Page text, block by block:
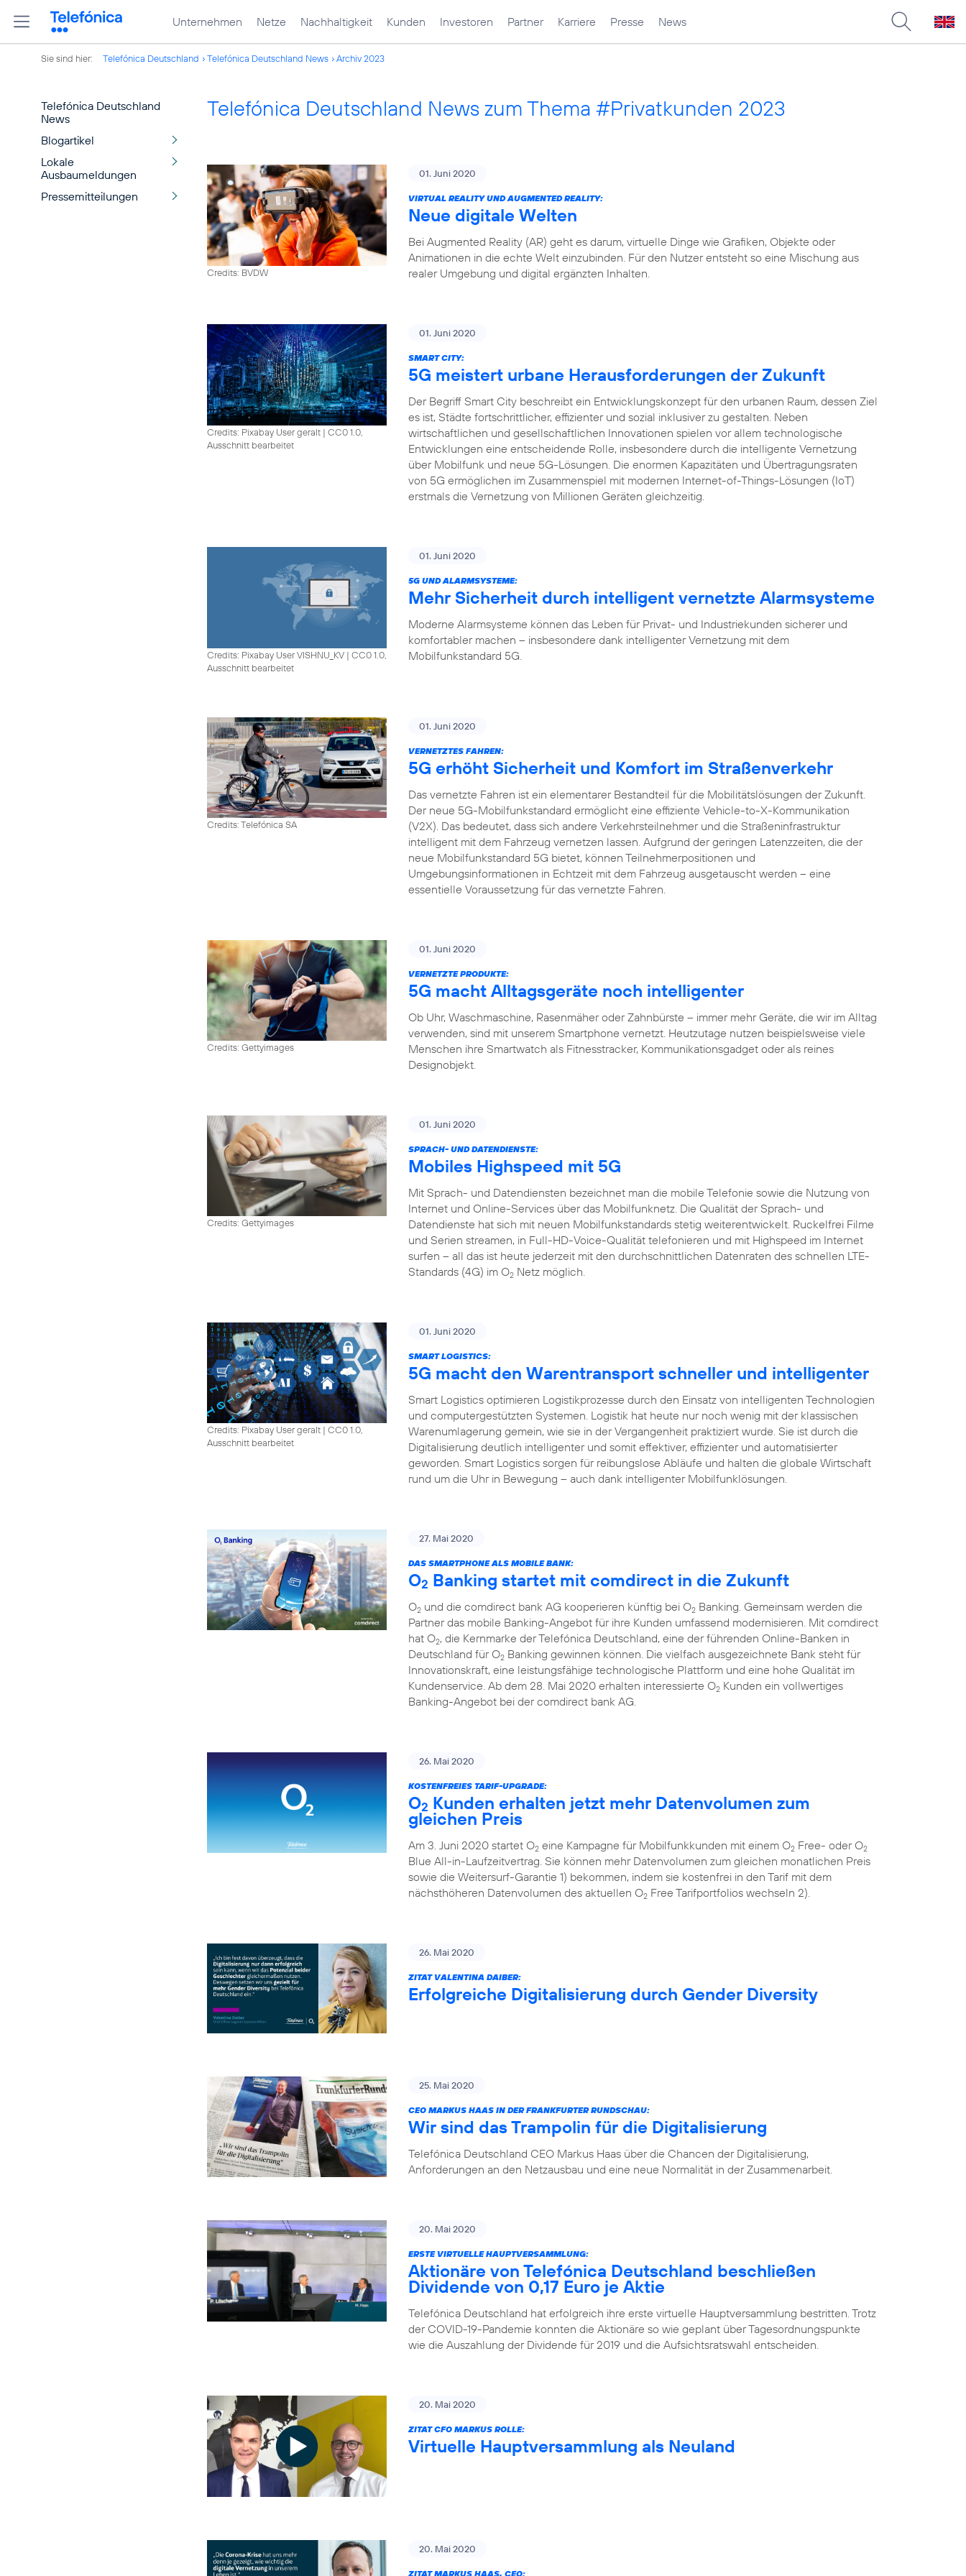
Unternehmen Netze Nachhaltigkeit Kunden Investoren Partner Karriere Presse News
Sie sind hier: Telefónica Deutschland Telefónica Deutschland News Archiv 2023
Telefónica Deutschland
News
Blogartikel
Lokale
Ausbaumeldungen
Pressemitteilungen
Telefónica Deutschland News zum Thema #Privatkunden 2023
Credits: BVDW
01. Juni 2020
VIRTUAL REALITY UND AUGMENTED REALITY:
Neue digitale Welten
Bei Augmented Reality (AR) geht es darum, virtuelle Dinge wie Grafiken, Objekte oder
Animationen in die echte Welt einzubinden. Für den Nutzer entsteht so eine Mischung aus
realer Umgebung und digital ergänzten Inhalten.
Credits: Pixabay User geralt | CC0 1.0,
Ausschnitt bearbeitet
01. Juni 2020
SMART CITY:
5G meistert urbane Herausforderungen der Zukunft
Der Begriff Smart City beschreibt ein Entwicklungskonzept für den urbanen Raum, dessen Ziel
es ist, Städte fortschrittlicher, effizienter und sozial inklusiver zu gestalten. Neben
wirtschaftlichen und gesellschaftlichen Innovationen spielen vor allem technologische
Entwicklungen eine entscheidende Rolle, insbesondere durch die intelligente Vernetzung
über Mobilfunk und neue 5G-Lösungen. Die enormen Kapazitäten und Übertragungsraten
von 5G ermöglichen im Zusammenspiel mit modernen Internet-of-Things-Lösungen (IoT)
erstmals die Vernetzung von Millionen Geräten gleichzeitig.
Credits: Pixabay User VISHNU_KV | CC0 1.0,
Ausschnitt bearbeitet
01. Juni 2020
5G UND ALARMSYSTEME:
Mehr Sicherheit durch intelligent vernetzte Alarmsysteme
Moderne Alarmsysteme können das Leben für Privat- und Industriekunden sicherer und
komfortabler machen – insbesondere dank intelligenter Vernetzung mit dem
Mobilfunkstandard 5G.
Credits: Telefónica SA
01. Juni 2020
VERNETZTES FAHREN:
5G erhöht Sicherheit und Komfort im Straßenverkehr
Das vernetzte Fahren ist ein elementarer Bestandteil für die Mobilitätslösungen der Zukunft.
Der neue 5G-Mobilfunkstandard ermöglicht eine effiziente Vehicle-to-X-Kommunikation
(V2X). Das bedeutet, dass sich andere Verkehrsteilnehmer und die Straßeninfrastruktur
intelligent mit dem Fahrzeug vernetzen lassen. Aufgrund der geringen Latenzzeiten, die der
neue Mobilfunkstandard 5G bietet, können Teilnehmerpositionen und
Umgebungsinformationen in Echtzeit mit dem Fahrzeug ausgetauscht werden – eine
essentielle Voraussetzung für das vernetzte Fahren.
Credits: Gettyimages
01. Juni 2020
VERNETZTE PRODUKTE:
5G macht Alltagsgeräte noch intelligenter
Ob Uhr, Waschmaschine, Rasenmäher oder Zahnbürste – immer mehr Geräte, die wir im Alltag
verwenden, sind mit unserem Smartphone vernetzt. Heutzutage nutzen beispielsweise viele
Menschen ihre Smartwatch als Fitnesstracker, Kommunikationsgadget oder als reines
Designobjekt.
Credits: Gettyimages
01. Juni 2020
SPRACH- UND DATENDIENSTE:
Mobiles Highspeed mit 5G
Mit Sprach- und Datendiensten bezeichnet man die mobile Telefonie sowie die Nutzung von
Internet und Online-Services über das Mobilfunknetz. Die Qualität der Sprach- und
Datendienste hat sich mit neuen Mobilfunkstandards stetig weiterentwickelt. Ruckelfrei Filme
und Serien streamen, in Full-HD-Voice-Qualität telefonieren und mit Highspeed im Internet
surfen – all das ist heute jederzeit mit den durchschnittlichen Datenraten des schnellen LTE-
Standards (4G) im O2 Netz möglich.
Credits: Pixabay User geralt | CC0 1.0,
Ausschnitt bearbeitet
01. Juni 2020
SMART LOGISTICS:
5G macht den Warentransport schneller und intelligenter
Smart Logistics optimieren Logistikprozesse durch den Einsatz von intelligenten Technologien
und computergestützten Systemen. Logistik hat heute nur noch wenig mit der klassischen
Warenumlagerung gemein, wie sie in der Vergangenheit praktiziert wurde. Sie ist durch die
Digitalisierung deutlich intelligenter und somit effektiver, effizienter und automatisierter
geworden. Smart Logistics sorgen für reibungslose Abläufe und halten die globale Wirtschaft
rund um die Uhr in Bewegung – auch dank intelligenter Mobilfunklösungen.
27. Mai 2020
DAS SMARTPHONE ALS MOBILE BANK:
O2 Banking startet mit comdirect in die Zukunft
O2 und die comdirect bank AG kooperieren künftig bei O2 Banking. Gemeinsam werden die
Partner das mobile Banking-Angebot für ihre Kunden umfassend modernisieren. Mit comdirect
hat O2, die Kernmarke der Telefónica Deutschland, eine der führenden Online-Banken in
Deutschland für O2 Banking gewinnen können. Die vielfach ausgezeichnete Bank steht für
Innovationskraft, eine leistungsfähige technologische Plattform und eine hohe Qualität im
Kundenservice. Ab dem 28. Mai 2020 erhalten interessierte O2 Kunden ein vollwertiges
Banking-Angebot bei der comdirect bank AG.
26. Mai 2020
KOSTENFREIES TARIF-UPGRADE:
O2 Kunden erhalten jetzt mehr Datenvolumen zum
gleichen Preis
Am 3. Juni 2020 startet O2 eine Kampagne für Mobilfunkkunden mit einem O2 Free- oder O2
Blue All-in-Laufzeitvertrag. Sie können mehr Datenvolumen zum gleichen monatlichen Preis
sowie die Weitersurf-Garantie 1) bekommen, indem sie kostenfrei in den Tarif mit dem
nächsthöheren Datenvolumen des aktuellen O2 Free Tarifportfolios wechseln 2).
26. Mai 2020
ZITAT VALENTINA DAIBER:
Erfolgreiche Digitalisierung durch Gender Diversity
25. Mai 2020
CEO MARKUS HAAS IN DER FRANKFURTER RUNDSCHAU:
Wir sind das Trampolin für die Digitalisierung
Telefónica Deutschland CEO Markus Haas über die Chancen der Digitalisierung,
Anforderungen an den Netzausbau und eine neue Normalität in der Zusammenarbeit.
20. Mai 2020
ERSTE VIRTUELLE HAUPTVERSAMMLUNG:
Aktionäre von Telefónica Deutschland beschließen
Dividende von 0,17 Euro je Aktie
Telefónica Deutschland hat erfolgreich ihre erste virtuelle Hauptversammlung bestritten. Trotz
der COVID-19-Pandemie konnten die Aktionäre so wie geplant über Tagesordnungspunkte
wie die Auszahlung der Dividende für 2019 und die Aufsichtsratswahl entscheiden.
20. Mai 2020
ZITAT CFO MARKUS ROLLE:
Virtuelle Hauptversammlung als Neuland
20. Mai 2020
ZITAT MARKUS HAAS, CEO: